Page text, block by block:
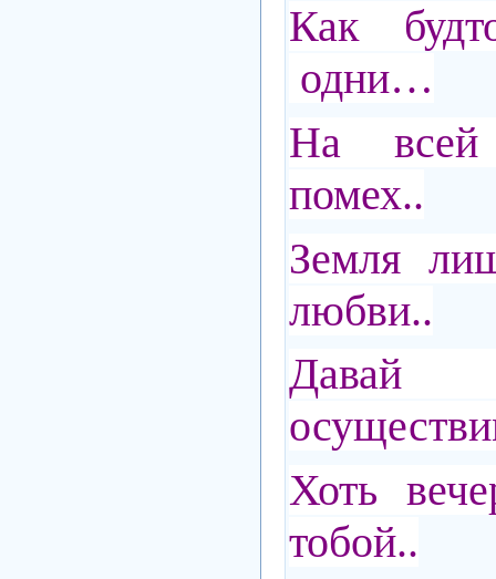
Как
одни…
На всей
помех..
Земля
любви..
Хоть
тобой..